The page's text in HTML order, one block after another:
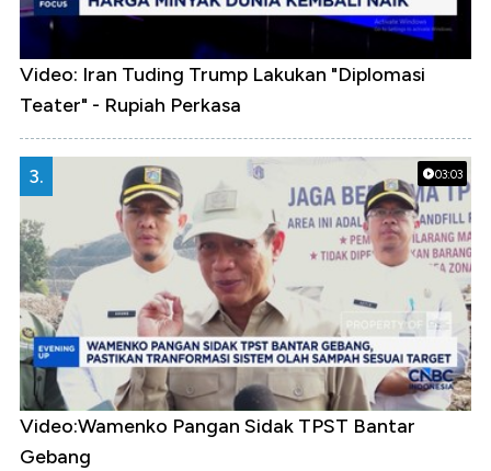
Video: Iran Tuding Trump Lakukan "Diplomasi
Teater" - Rupiah Perkasa
03:03
3.
Video:Wamenko Pangan Sidak TPST Bantar
Gebang